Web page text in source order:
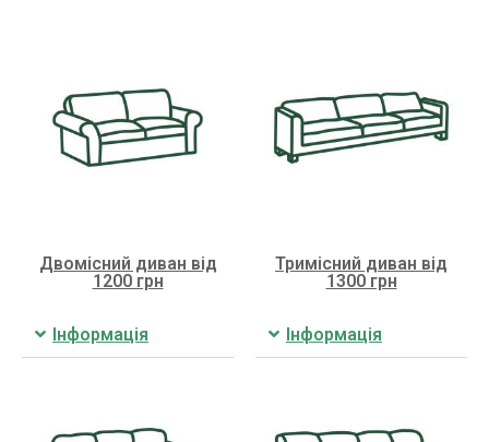
Двомісний диван від
1200 грн
Інформація
Тримісний диван від
1300 грн
Інформація